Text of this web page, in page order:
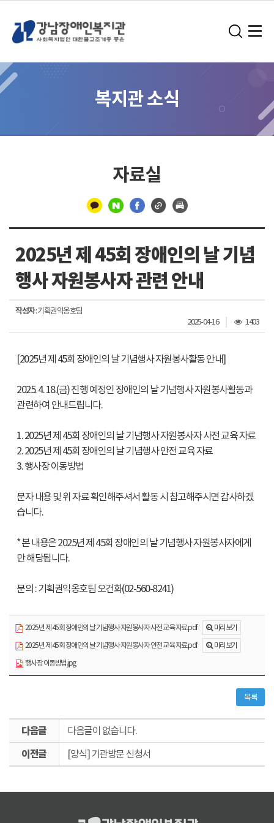
복지관 소식
자료실
분
선
2025년 제 45회 장애인의 날 기념
행사 자원봉사자 관련 안내
작성자: 기획권익옹호팀
2025-04-16
조
회
1403
[2025년 제 45회 장애인의 날 기념행사 자원봉사활동 안내]
2025. 4. 18.(금) 진행 예정인 장애인의 날 기념행사 자원봉사활동과
관련하여 안내드립니다.
1. 2025년 제 45회 장애인의 날 기념행사 자원봉사자 사전 교육 자료
2. 2025년 제 45회 장애인의 날 기념행사 안전 교육 자료
3. 행사장 이동방법
문자 내용 및 위 자료 확인해주셔서 활동 시 참고해주시면 감사하겠
습니다.
* 본 내용은 2025년 제 45회 장애인의 날 기념행사 자원봉사자에게
만 해당됩니다.
문의 : 기획권익옹호팀 오건화(02-560-8241)
2025년 제 45회 장애인의 날 기념행사 자원봉사자 사전 교육 자료.pdf
미리보기
2025년 제 45회 장애인의 날 기념행사 자원봉사자 안전 교육 자료.pdf
미리보기
행사장 이동방법.jpg
목록
다음글이 없습니다.
[양식] 기관방문 신청서